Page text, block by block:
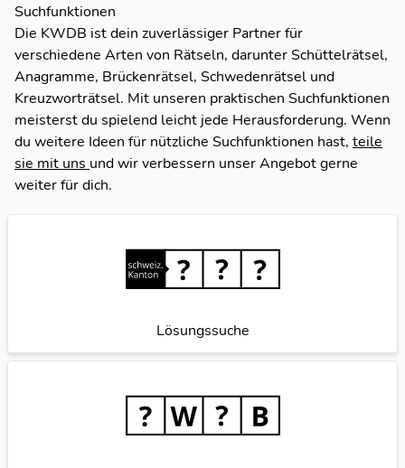
A
C
E
H
R
Suchfunktionen
Die KWDB ist dein zuverlässiger Partner für
verschiedene Arten von Rätseln, darunter Schüttelrätsel,
Anagramme, Brückenrätsel, Schwedenrätsel und
Kreuzworträtsel. Mit unseren praktischen Suchfunktionen
meisterst du spielend leicht jede Herausforderung. Wenn
du weitere Ideen für nützliche Suchfunktionen hast, teile
sie mit uns und wir verbessern unser Angebot gerne
weiter für dich.
Lösungssuche